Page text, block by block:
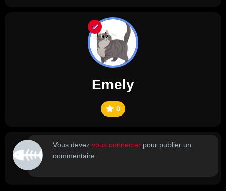
Emely
0
Vous devez vous connecterpour publier un
commentaire.